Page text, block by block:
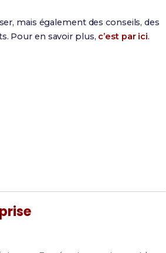
mais également des conseils, des
Pour en savoir plus, c’est par ici.